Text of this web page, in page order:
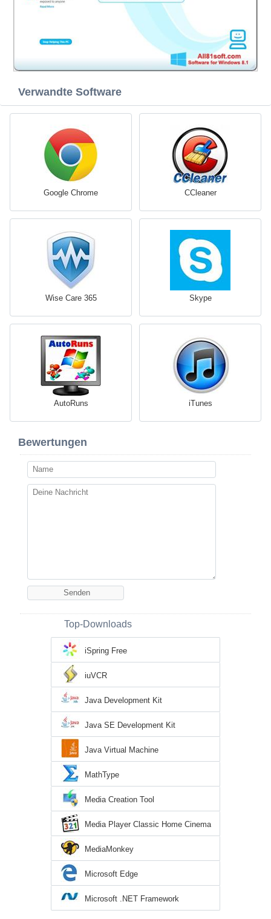
Verwandte Software
Google Chrome CCleaner
Wise Care 365 Skype
AutoRuns iTunes
Bewertungen
Top-Downloads
iSpring Free
iuVCR
Java Development Kit
Java SE Development Kit
Java Virtual Machine
MathType
Media Creation Tool
Media Player Classic Home Cinema
MediaMonkey
Microsoft Edge
Microsoft .NET Framework